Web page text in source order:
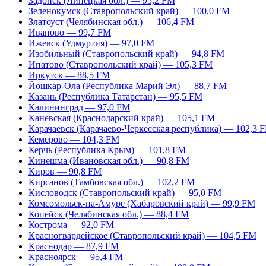
Зеленокумск (Ставропольский край) — 100,0 FM
Златоуст (Челябинская обл.) — 106,4 FM
Иваново — 99,7 FM
Ижевск (Удмуртия) — 97,0 FM
Изобильный (Ставропольский край) — 94,8 FM
Ипатово (Ставропольский край) — 105,3 FM
Иркутск — 88,5 FM
Йошкар-Ола (Республика Марий Эл) — 88,7 FM
Казань (Республика Татарстан) — 95,5 FM
Калининград — 97,0 FM
Каневская (Краснодарский край) — 105,1 FM
Карачаевск (Карачаево-Черкесская республика) — 102,3
Кемерово — 104,3 FM
Керчь (Республика Крым) — 101,8 FM
Кинешма (Ивановская обл.) — 90,8 FM
Киров — 90,8 FM
Кирсанов (Тамбовская обл.) — 102,2 FM
Кисловодск (Ставропольский край) — 95,0 FM
Комсомольск-на-Амуре (Хабаровский край) — 99,9 FM
Копейск (Челябинская обл.) — 88,4 FM
Кострома — 92,0 FM
Красногвардейское (Ставропольский край) — 104,5 FM
Краснодар — 87,9 FM
Красноярск — 95,4 FM